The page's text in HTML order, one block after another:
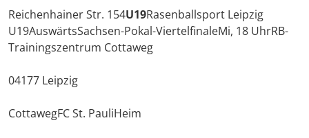
Reichenhainer Str. 154U19Rasenballsport Leipzig
U19AuswärtsSachsen-Pokal-ViertelfinaleMi, 18 UhrRB-
Trainingszentrum Cottaweg
04177 Leipzig
CottawegFC St. PauliHeim